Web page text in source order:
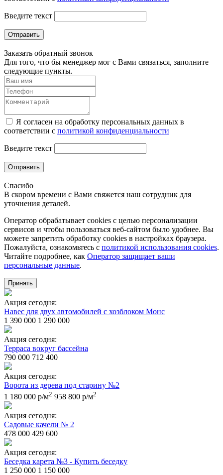
Введите текст
Отправить
Заказать обратный звонок
Для того, что бы менеджер мог с Вами связаться, заполните
следующие пункты.
Я согласен на обработку персональных данных в
соответствии с политикой конфиденциальности
Введите текст
Отправить
Спасибо
В скором времени с Вами свяжется наш сотрудник для
уточнения деталей.
Оператор обрабатывает cookies с целью персонализации
сервисов и чтобы пользоваться веб-сайтом было удобнее. Вы
можете запретить обработку сookies в настройках браузера.
Пожалуйста, ознакомьтесь с политикой использования cookies.
Читайте подробнее, как Оператор защищает ваши
персональные данные.
Принять
Акция сегодня:
Навес для двух автомобилей с хозблоком Монс
1 390 000 1 290 000
Акция сегодня:
Терраса вокруг бассейна
790 000 712 400
Акция сегодня:
Ворота из дерева под старину №2
1 180 000 р/м2 958 800 р/м2
Акция сегодня:
Садовые качели № 2
478 000 429 600
Акция сегодня:
Беседка карета №3 - Купить беседку
1 250 000 1 150 000